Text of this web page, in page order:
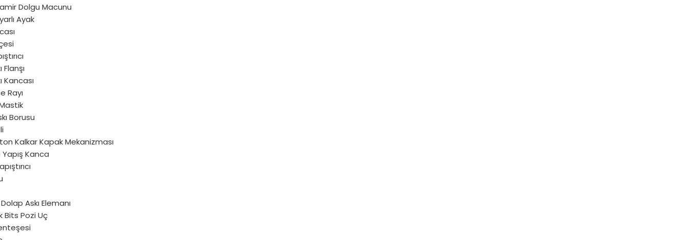
Dolgu Macunu
Ayak
Flanşı
Kancası
Rayı
Borusu
Kalkar Kapak Mekanizması
Kanca
Askı Elemanı
Bits Pozi Uç